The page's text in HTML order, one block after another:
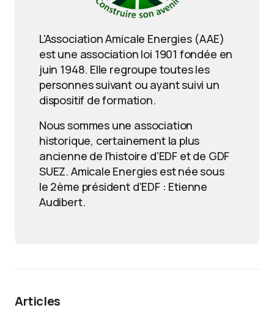
L'Association Amicale Energies (AAE)
est une association loi 1901 fondée en
juin 1948. Elle regroupe toutes les
personnes suivant ou ayant suivi un
dispositif de formation.
Nous sommes une association
historique, certainement la plus
ancienne de l'histoire d'EDF et de GDF
SUEZ. Amicale Energies est née sous
le 2ème président d'EDF : Etienne
Audibert.
Articles